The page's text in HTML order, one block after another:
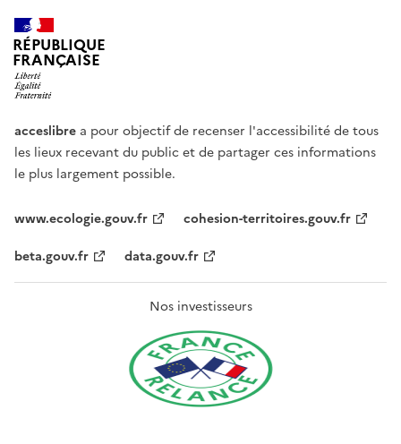
RÉPUBLIQUE
FRANÇAISE
acceslibre a pour objectif de recenser l'accessibilité de tous
les lieux recevant du public et de partager ces informations
le plus largement possible.
www.ecologie.gouv.fr
cohesion-territoires.gouv.fr
beta.gouv.fr
data.gouv.fr
Nos investisseurs